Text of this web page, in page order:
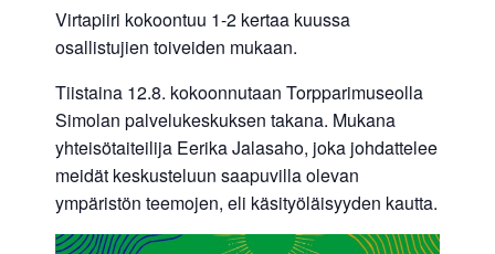
Virtapiiri kokoontuu 1-2 kertaa kuussa
osallistujien toiveiden mukaan.
Tiistaina 12.8. kokoonnutaan Torpparimuseolla
Simolan palvelukeskuksen takana. Mukana
yhteisötaiteilija Eerika Jalasaho, joka johdattelee
meidät keskusteluun saapuvilla olevan
ympäristön teemojen, eli käsityöläisyyden kautta.